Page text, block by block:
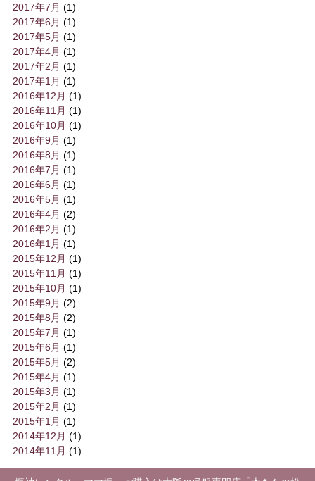
2017年7月 (1)
2017年6月 (1)
2017年5月 (1)
2017年4月 (1)
2017年2月 (1)
2017年1月 (1)
2016年12月 (1)
2016年11月 (1)
2016年10月 (1)
2016年9月 (1)
2016年8月 (1)
2016年7月 (1)
2016年6月 (1)
2016年5月 (1)
2016年4月 (2)
2016年2月 (1)
2016年1月 (1)
2015年12月 (1)
2015年11月 (1)
2015年10月 (1)
2015年9月 (2)
2015年8月 (2)
2015年7月 (1)
2015年6月 (1)
2015年5月 (2)
2015年4月 (1)
2015年3月 (1)
2015年2月 (1)
2015年1月 (1)
2014年12月 (1)
2014年11月 (1)